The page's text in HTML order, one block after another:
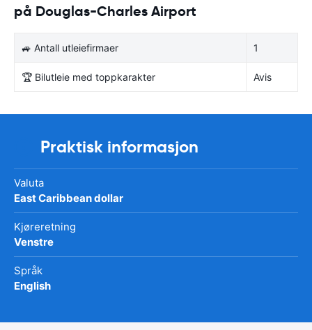
på Douglas-Charles Airport
🚙 Antall utleiefirmaer 1
🏆 Bilutleie med toppkarakter Avis
Praktisk informasjon
Valuta
East Caribbean dollar
Kjøreretning
Venstre
Språk
English